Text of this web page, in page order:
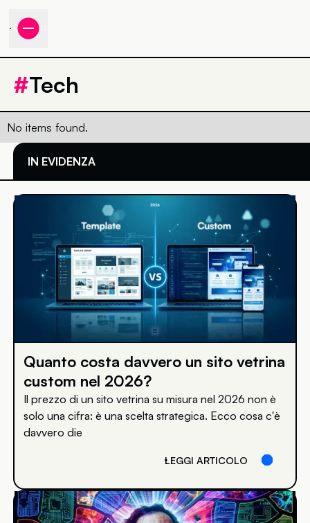
MENU
#Tech
No items found.
IN EVIDENZA
Quanto costa davvero un sito vetrina
custom nel 2026?
Il prezzo di un sito vetrina su misura nel 2026 non è
solo una cifra: è una scelta strategica. Ecco cosa c'è
davvero die
LEGGI ARTICOLO